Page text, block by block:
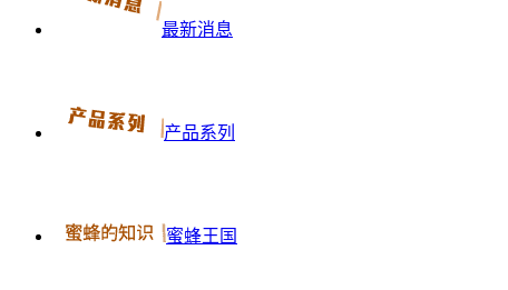
最新消息
产品系列
蜜蜂王国